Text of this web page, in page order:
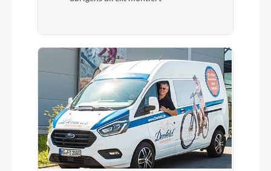
Steuersatz
Acros AICR internal 1.1/8"-1.5" angle limit
Sattel
Selle Royal Lookin